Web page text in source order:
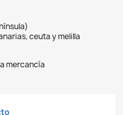
ceuta y melilla
mercancía